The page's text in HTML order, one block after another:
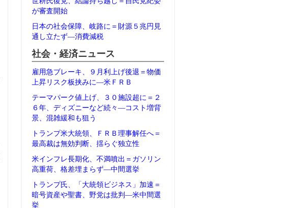
が審査開始
日本の社会保障、岐路に＝財源５兆円見
通し立たず―消費減税
社会・経済ニュース
雇用急ブレーキ、９月利上げ後退＝物価
上昇リスク板挟みに―米ＦＲＢ
テーマパーク値上げ、３０施設超に＝２
６年、ディズニーなど続々―コスト増背
景、混雑緩和も狙う
トランプ米大統領、ＦＲＢ理事解任へ＝
最高裁は無効判断、揺らぐ独立性
米インフレ長期化、不満噴出＝ガソリン
高重荷、格差埋まらず―中間選挙
トランプ氏、「大統領ビジネス」加速＝
暗号資産や聖書、野党は批判―米中間選
挙